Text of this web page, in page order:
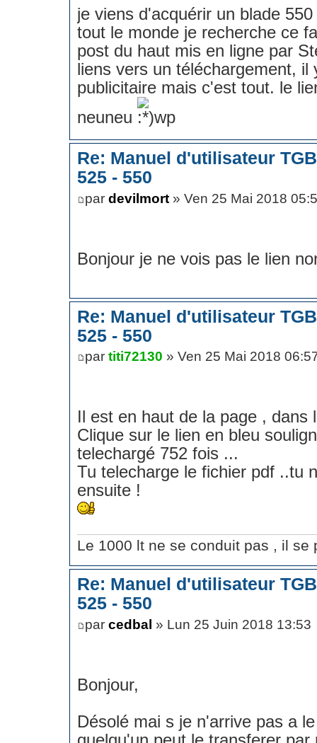
je viens d'acquérir un blade
tout le monde je recherche ce
post du haut mis en ligne par
liens vers un téléchargement, il
publicitaire mais c'est tout. le
neuneu
Re: Manuel d'utilisateur
525 - 550
par devilmort » Ven 25 Mai 2018
Bonjour je ne vois pas le lien
Re: Manuel d'utilisateur
525 - 550
par titi72130 » Ven 25 Mai 2018
Il est en haut de la page ,
Clique sur le lien en bleu
telechargé 752 fois ...
Tu telecharge le fichier pdf ..tu
ensuite !
Le 1000 lt ne se conduit pas , il se
Re: Manuel d'utilisateur
525 - 550
par cedbal » Lun 25 Juin 2018 13:53
Bonjour,
Désolé mai s je n'arrive pas a